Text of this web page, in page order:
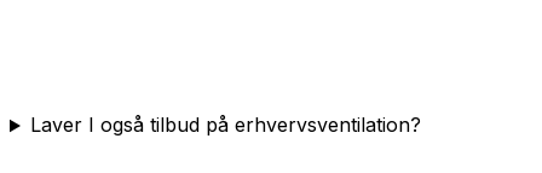
Laver I også tilbud på erhvervsventilation?